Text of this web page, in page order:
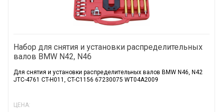
Набор для снятия и установки распределительных
валов BMW N42, N46
Для снятия и установки распределительных валов BMW N46, N42
JTC-4761 CT-H011, CT-C1156 67230075 WT04A2009
ЦЕНА: